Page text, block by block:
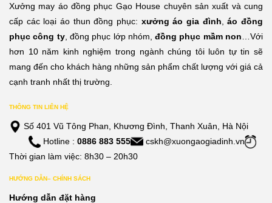
Xưởng may áo đồng phục Gạo House chuyên sản xuất và cung
cấp các loại áo thun đồng phục: xưởng áo gia đình ,áo đồng
phục công ty, đồng phục lớp nhóm,đồng phục mầm non …Với
hơn 10 năm kinh nghiệm trong ngành chúng tôi luôn tự tin sẽ
mang đến cho khách hàng những sản phẩm chất lượng với giá cả
cạnh tranh nhất thị trường.
THÔNG TIN LIÊN HỆ
Số 401 Vũ Tông Phan, Khương Đình, Thanh Xuân, Hà Nội
Hotline : 0886 883 555
cskh@xuongaogiadinh.vn
Thời gian làm việc: 8h30 – 20h30
HƯỚNG DẪN– CHÍNH SÁCH
Hướng dẫn đặt hàng